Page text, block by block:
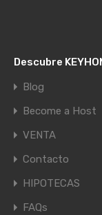
Descubre
Blog
Become a Host
VENTA
Contacto
HIPOTECAS
FAQs